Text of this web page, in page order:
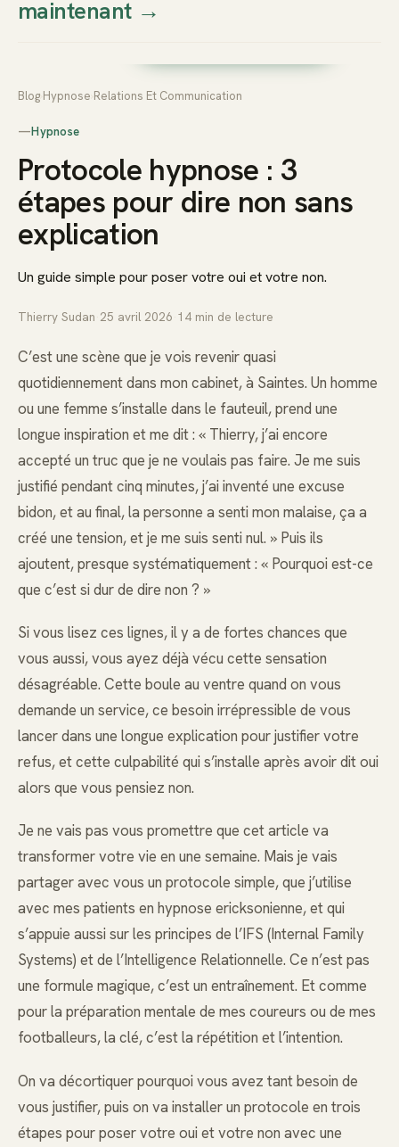
Thierry
Prendre rendez-vous dès
maintenant→
Blog Hypnose Relations Et Communication
—Hypnose
Protocole hypnose : 3
étapes pour dire non sans
explication
Un guide simple pour poser votre oui et votre non.
Thierry Sudan 25 avril 2026 14 min de lecture
C’est une scène que je vois revenir quasi
quotidiennement dans mon cabinet, à Saintes. Un homme
ou une femme s’installe dans le fauteuil, prend une
longue inspiration et me dit : « Thierry, j’ai encore
accepté un truc que je ne voulais pas faire. Je me suis
justifié pendant cinq minutes, j’ai inventé une excuse
bidon, et au final, la personne a senti mon malaise, ça a
créé une tension, et je me suis senti nul. » Puis ils
ajoutent, presque systématiquement : « Pourquoi est-ce
que c’est si dur de dire non ? »
Si vous lisez ces lignes, il y a de fortes chances que
vous aussi, vous ayez déjà vécu cette sensation
désagréable. Cette boule au ventre quand on vous
demande un service, ce besoin irrépressible de vous
lancer dans une longue explication pour justifier votre
refus, et cette culpabilité qui s’installe après avoir dit oui
alors que vous pensiez non.
Je ne vais pas vous promettre que cet article va
transformer votre vie en une semaine. Mais je vais
partager avec vous un protocole simple, que j’utilise
avec mes patients en hypnose ericksonienne, et qui
s’appuie aussi sur les principes de l’IFS (Internal Family
Systems) et de l’Intelligence Relationnelle. Ce n’est pas
une formule magique, c’est un entraînement. Et comme
pour la préparation mentale de mes coureurs ou de mes
footballeurs, la clé, c’est la répétition et l’intention.
On va décortiquer pourquoi vous avez tant besoin de
vous justifier, puis on va installer un protocole en trois
étapes pour poser votre oui et votre non avec une